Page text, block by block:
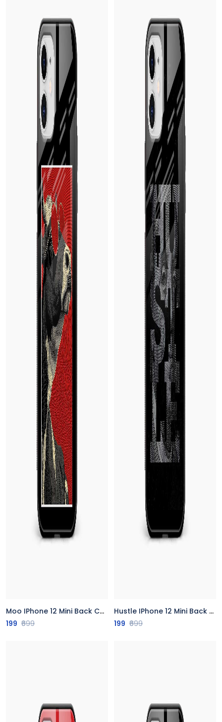
Moo IPhone 12 Mini Back Cover
199 ₹699
Hustle IPhone 12 Mini Back Cover
199 ₹699